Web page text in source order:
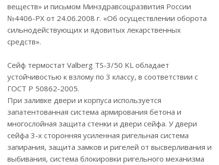
веществ» и письмом Минздравсоцразвития России
№4406-РХ от 24.06.2008 г. «Об осуществлении оборота
сильнодействующих и ядовитых лекарственных
средств».
Сейф термостат Valberg TS-3/50 KL обладает
устойчивостью к взлому по 3 классу, в соответствии с
ГОСТ Р 50862-2005.
При заливке двери и корпуса используется
запатентованная система армирования бетона и
многослойная защита стенки и двери сейфа. У двери
сейфа 3-х сторонняя усиленная ригельная система
запирания, защита замков и ригелей от высверливания и
выбивания, система блокировки ригельного механизма